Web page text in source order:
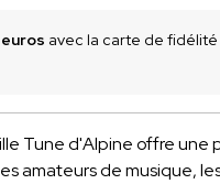
avec la carte de fidélité
Tune d'Alpine offre une
amateurs de musique,